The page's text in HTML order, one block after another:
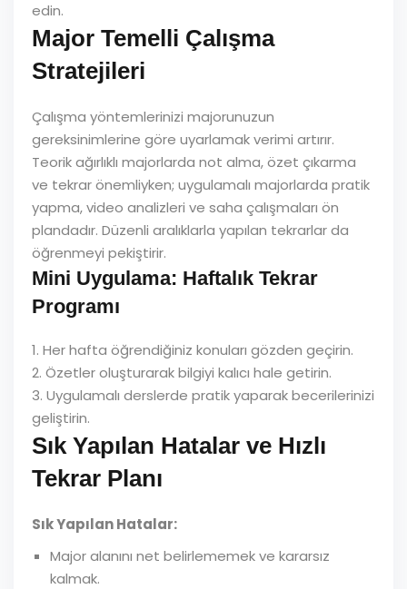
edin.
Major Temelli Çalışma
Stratejileri
Çalışma yöntemlerinizi majorunuzun
gereksinimlerine göre uyarlamak verimi artırır.
Teorik ağırlıklı majorlarda not alma, özet çıkarma
ve tekrar önemliyken; uygulamalı majorlarda pratik
yapma, video analizleri ve saha çalışmaları ön
plandadır. Düzenli aralıklarla yapılan tekrarlar da
öğrenmeyi pekiştirir.
Mini Uygulama: Haftalık Tekrar
Programı
1. Her hafta öğrendiğiniz konuları gözden geçirin.
2. Özetler oluşturarak bilgiyi kalıcı hale getirin.
3. Uygulamalı derslerde pratik yaparak becerilerinizi
geliştirin.
Sık Yapılan Hatalar ve Hızlı
Tekrar Planı
Sık Yapılan Hatalar:
Major alanını net belirlememek ve kararsız
kalmak.